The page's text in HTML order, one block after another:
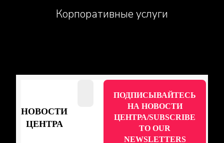
Корпоративные услуги
НОВОСТИ
ЦЕНТРА